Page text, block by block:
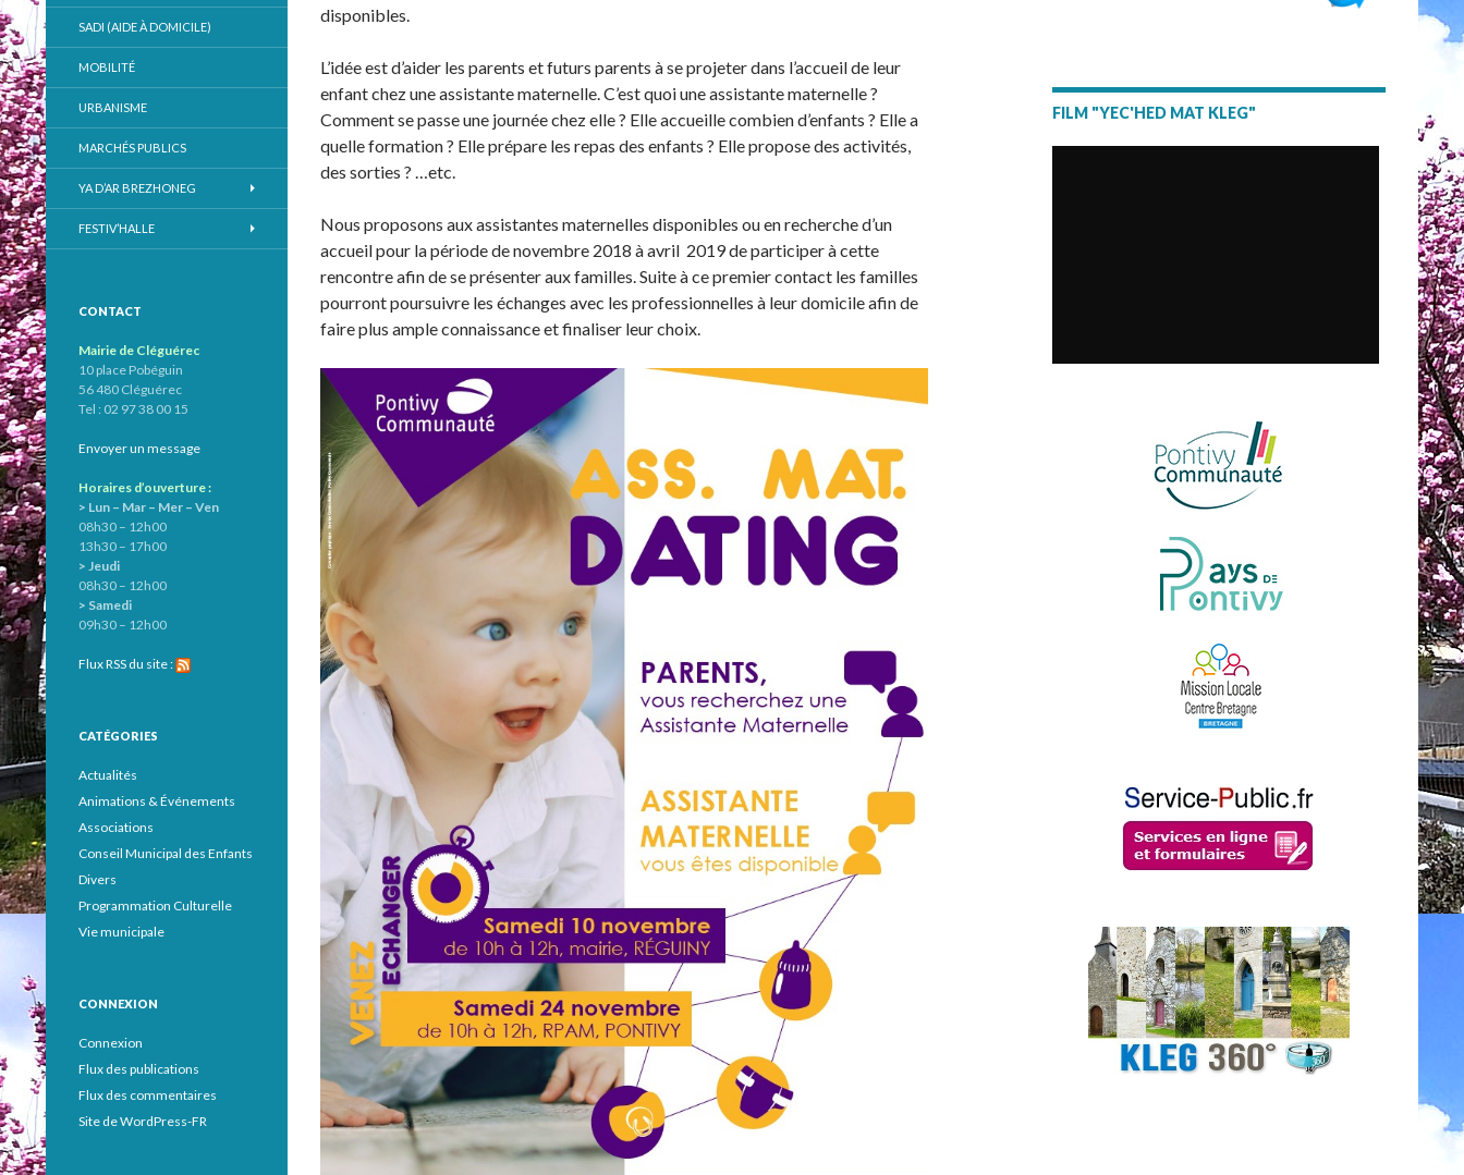
disponibles.
L’idée est d’aider les parents et futurs parents à se projeter dans l’accueil de leur
enfant chez une assistante maternelle. C’est quoi une assistante maternelle ?
Comment se passe une journée chez elle ? Elle accueille combien d’enfants ? Elle a
quelle formation ? Elle prépare les repas des enfants ? Elle propose des activités,
des sorties ? …etc.
Nous proposons aux assistantes maternelles disponibles ou en recherche d’un
accueil pour la période de novembre 2018 à avril 2019 de participer à cette
rencontre afin de se présenter aux familles. Suite à ce premier contact les familles
pourront poursuivre les échanges avec les professionnelles à leur domicile afin de
faire plus ample connaissance et finaliser leur choix.
FILM "YEC'HED MAT KLEG"
SADI (AIDE À DOMICILE)
MOBILITÉ
URBANISME
MARCHÉS PUBLICS
YA D’AR BREZHONEG
FESTIV’HALLE
CONTACT
Mairie de Cléguérec
10 place Pobéguin
56 480 Cléguérec
Tel : 02 97 38 00 15
Envoyer un message
Horaires d’ouverture :
> Lun – Mar – Mer – Ven
08h30 – 12h00
13h30 – 17h00
> Jeudi
08h30 – 12h00
> Samedi
09h30 – 12h00
Flux RSS du site :
CATÉGORIES
Actualités
Animations & Événements
Associations
Conseil Municipal des Enfants
Divers
Programmation Culturelle
Vie municipale
CONNEXION
Connexion
Flux des publications
Flux des commentaires
Site de WordPress-FR